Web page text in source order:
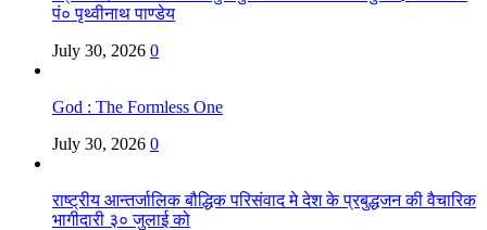
पं० पृथ्वीनाथ पाण्डेय
July 30, 2026 0
God : The Formless One
July 30, 2026 0
राष्ट्रीय आन्तर्जालिक बौद्धिक परिसंवाद मे देश के प्रबुद्धजन की वैचारिक
भागीदारी ३० जुलाई को